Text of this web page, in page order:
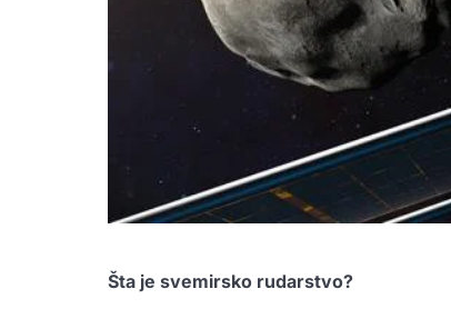
Šta je svemirsko rudarstvo?